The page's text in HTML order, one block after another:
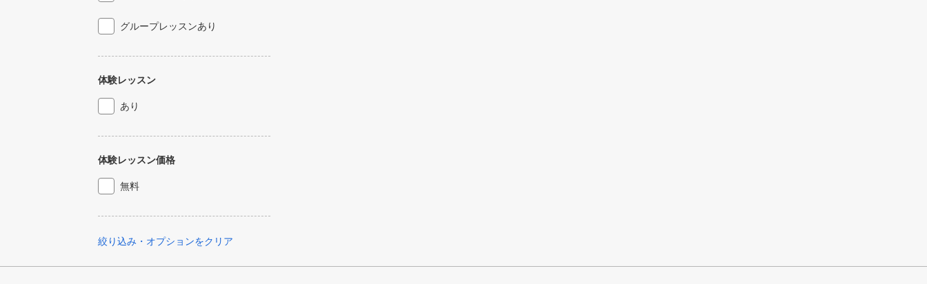
グループレッスンあり
体験レッスン
あり
体験レッスン価格
無料
絞り込み・オプションをクリア